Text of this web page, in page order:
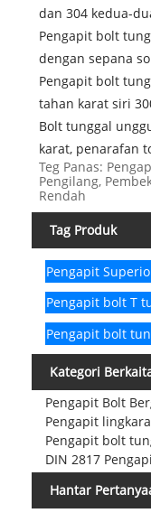
dan 304 kedua-
Pengapit bolt
dengan sepana
Pengapit bolt
tahan karat siri
Bolt tunggal
karat, penarafan
Teg Panas:
Pengilang,
Rendah
Tag Produk
Pengapit
Pengapit bolt T
Pengapit bolt
Kategori
Pengapit Bolt
Pengapit
Pengapit bolt
DIN 2817
Hantar